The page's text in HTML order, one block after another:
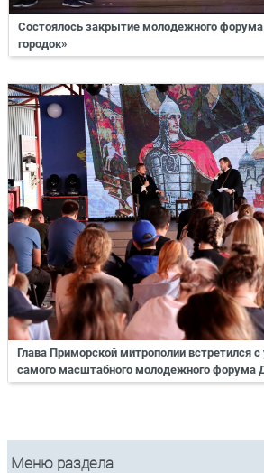
Состоялось закрытие молодежного
городок»
Глава Приморской митрополии встретился
самого масштабного молодежного форума
Меню раздела